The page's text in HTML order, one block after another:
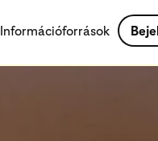
Információforrások